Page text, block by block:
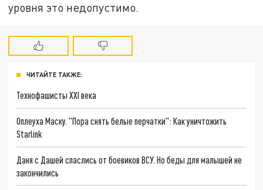
уровня это недопустимо.
ЧИТАЙТЕ ТАКЖЕ:
Технофашисты XXI века
Оплеуха Маску. "Пора снять белые перчатки": Как уничтожить
Starlink
Даня с Дашей спаслись от боевиков ВСУ. Но беды для малышей не
закончились